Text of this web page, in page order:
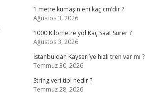
1 metre kumaşın eni kaç cm’dir ?
Ağustos 3, 2026
1000 Kilometre yol Kaç Saat Sürer ?
Ağustos 3, 2026
İstanbuldan Kayseri’ye hızlı tren var mı ?
Temmuz 30, 2026
String veri tipi nedir ?
Temmuz 28, 2026